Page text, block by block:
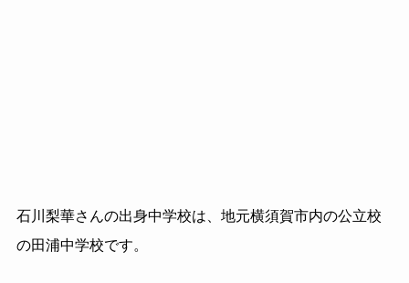
石川梨華さんの出身中学校は、地元横須賀市内の公立校
の田浦中学校です。